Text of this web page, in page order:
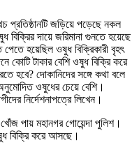
প্রতিষ্ঠানটি জড়িয়ে পড়েছে নকল
দায়ে জরিমানা গুনতে হয়েছে
হয়েছিল ওষুধ বিক্রিকারী বৃহৎ
কোটি টাকার বেশি ওষুধ বিক্রি করে
হবে? দোকানিদের সঙ্গে কথা বলে
ওষুধের চেয়ে বেশি।
নির্দেশনাপত্রে লিখেন।
পায় মহানগর গোয়েন্দা পুলিশ।
বিক্রি করে আসছে।